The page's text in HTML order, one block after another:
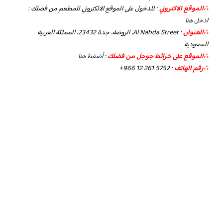
∴الموقع الاكتروني: للدخول على الموقع الالكتروني للمطعم من فضلك:
ادخل هنا
∴العنوان
: Al Nahda Street، الروضة، جدة 23432، المملكة العربية
السعودية
∴الموقع على خرائط جوجل من فضلك:أضغط هنا
∴رقم الهاتف:
+966 12 261 5752